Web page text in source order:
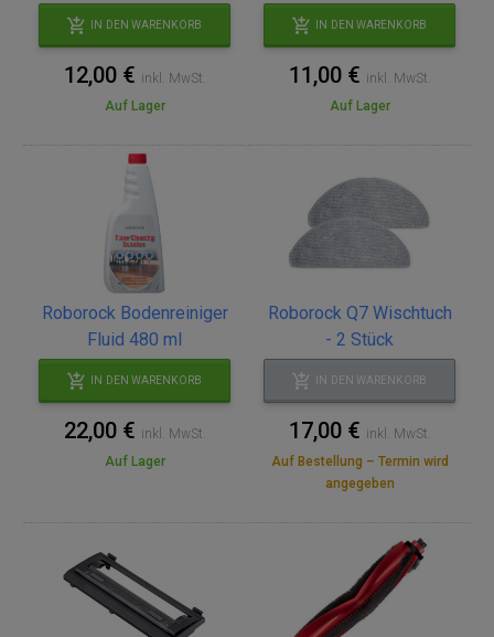
IN DEN WARENKORB
12,00 € inkl. MwSt.
Auf Lager
IN DEN WARENKORB
11,00 € inkl. MwSt.
Auf Lager
Roborock Bodenreiniger
Fluid 480 ml
IN DEN WARENKORB
22,00 € inkl. MwSt.
Auf Lager
Roborock Q7 Wischtuch
- 2 Stück
IN DEN WARENKORB
17,00 € inkl. MwSt.
Auf Bestellung – Termin wird
angegeben